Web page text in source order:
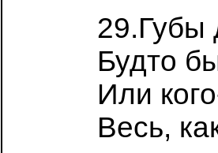
29.Губы
Будто
Или
Весь,